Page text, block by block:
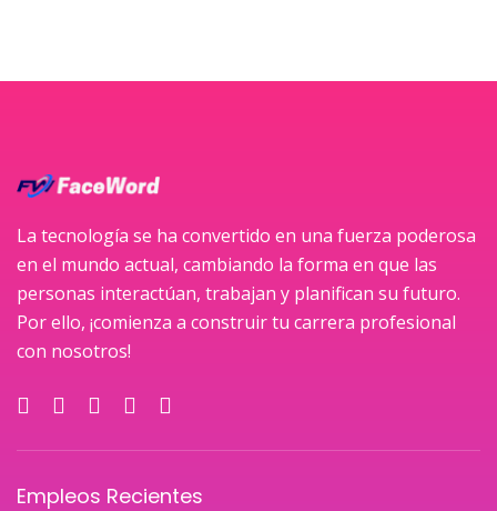
La tecnología se ha convertido en una fuerza poderosa
en el mundo actual, cambiando la forma en que las
personas interactúan, trabajan y planifican su futuro.
Por ello, ¡comienza a construir tu carrera profesional
con nosotros!
Empleos Recientes